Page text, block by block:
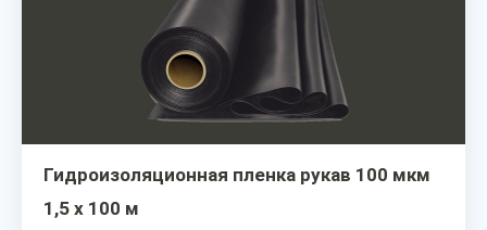
Гидроизоляционная пленка рукав 100 мкм
1,5 х 100 м